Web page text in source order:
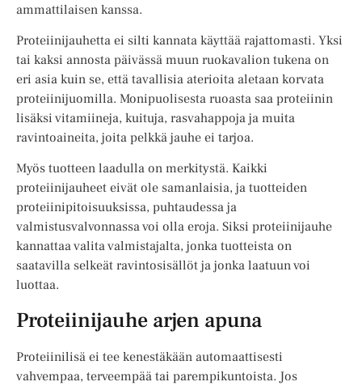
ammattilaisen kanssa.
Proteiinijauhetta ei silti kannata käyttää rajattomasti. Yksi
tai kaksi annosta päivässä muun ruokavalion tukena on
eri asia kuin se, että tavallisia aterioita aletaan korvata
proteiinijuomilla. Monipuolisesta ruoasta saa proteiinin
lisäksi vitamiineja, kuituja, rasvahappoja ja muita
ravintoaineita, joita pelkkä jauhe ei tarjoa.
Myös tuotteen laadulla on merkitystä. Kaikki
proteiinijauheet eivät ole samanlaisia, ja tuotteiden
proteiinipitoisuuksissa, puhtaudessa ja
valmistusvalvonnassa voi olla eroja. Siksi proteiinijauhe
kannattaa valita valmistajalta, jonka tuotteista on
saatavilla selkeät ravintosisällöt ja jonka laatuun voi
luottaa.
Proteiinijauhe arjen apuna
Proteiinilisä ei tee kenestäkään automaattisesti
vahvempaa, terveempää tai parempikuntoista. Jos